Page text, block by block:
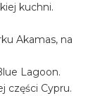
kuchni.
Akamas, na
Lagoon.
części Cypru.